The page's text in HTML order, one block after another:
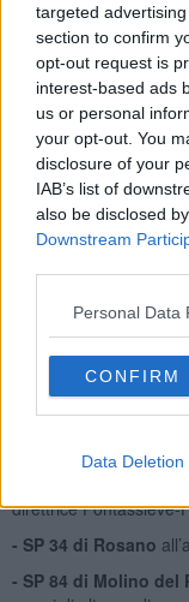
targeted
section to confirm
opt-out request is
interest-based ads
us or personal
your opt-out. You
disclosure of your
IAB’s list of
also be disclosed
Downstream
Personal Data
CONFIRM
Data Deletion
Nella seconda fase
nell’abitato di
Nel periodo
riaperta alla
Grazie ad un accordo
abbonati di Autolinee
Sieve ed Etruria
Tutte le corse
- a Sieci per il
- Pontassieve sia per
per il collegamento
direttrice Pontassieve-
- SP 34 di Rosano
- SP 84 di Molino del